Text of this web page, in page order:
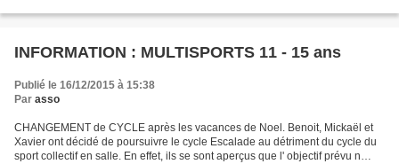
INFORMATION : MULTISPORTS 11 - 15 ans
Publié le 16/12/2015 à 15:38
Par asso
CHANGEMENT de CYCLE après les vacances de Noel. Benoit, Mickaël et
Xavier ont décidé de poursuivre le cycle Escalade au détriment du cycle du
sport collectif en salle. En effet, ils se sont aperçus que l' objectif prévu n